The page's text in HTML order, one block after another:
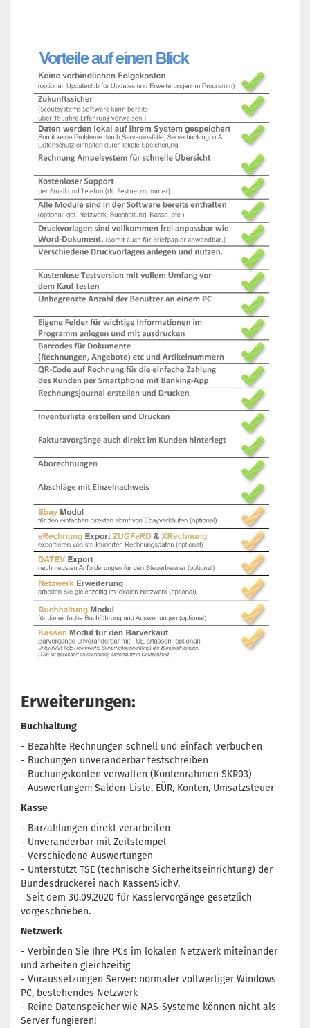
Erweiterungen:
Buchhaltung
- Bezahlte Rechnungen schnell und einfach verbuchen
- Buchungen unveränderbar festschreiben
- Buchungskonten verwalten (Kontenrahmen SKR03)
- Auswertungen: Salden-Liste, EÜR, Konten, Umsatzsteuer
Kasse
- Barzahlungen direkt verarbeiten
- Unveränderbar mit Zeitstempel
- Verschiedene Auswertungen
- Unterstützt TSE (technische Sicherheitseinrichtung) der
Bundesdruckerei nach KassenSichV.
Seit dem 30.09.2020 für Kassiervorgänge gesetzlich
vorgeschrieben.
Netzwerk
- Verbinden Sie Ihre PCs im lokalen Netzwerk miteinander
und arbeiten gleichzeitig
- Voraussetzungen Server: normaler vollwertiger Windows
PC, bestehendes Netzwerk
- Reine Datenspeicher wie NAS-Systeme können nicht als
Server fungieren!